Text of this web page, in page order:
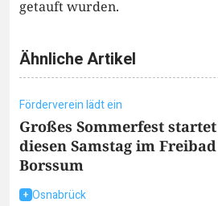
getauft wurden.
Ähnliche Artikel
Förderverein lädt ein
Großes Sommerfest startet
diesen Samstag im Freibad
Borssum
Osnabrück